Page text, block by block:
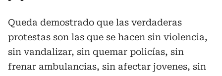
Queda demostrado que las verdaderas
protestas son las que se hacen sin violencia,
sin vandalizar, sin quemar policías, sin
frenar ambulancias, sin afectar jovenes, sin